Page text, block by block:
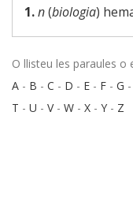
1.n(biologia)
O llisteu les paraules o
A - B - C - D - E - F - G -
T - U - V- W - X - Y - Z